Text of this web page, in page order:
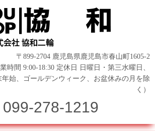
〒899-2704 鹿児島県鹿児島市春山町1605-2
時間 9:00-18:30 定休日 日曜日・第三水曜日、
始、ゴールデンウィーク、お盆休みの月を除
く）
099-278-1219